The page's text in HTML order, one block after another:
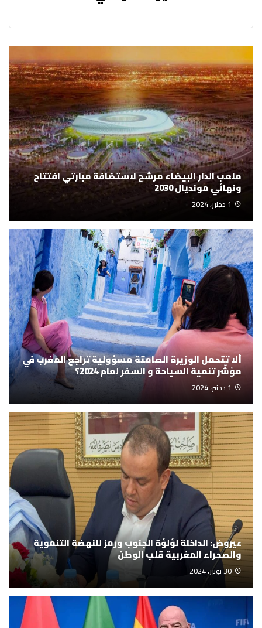
ملعب الدار البيضاء مرشح لاستضافة مبارتي افتتاح
ونهائي مونديال 2030
1 دجنبر، 2024
ألا تتحمل الوزيرة الصامتة مسؤولية تراجع المغرب في
مؤشّر تنمية السياحة و السفر لعام 2024؟
1 دجنبر، 2024
عيروض: الداخلة لؤلؤة الجنوب ورمز للنهضة التنموية
والصحراء المغربية قلب الوطن
30 نونبر، 2024